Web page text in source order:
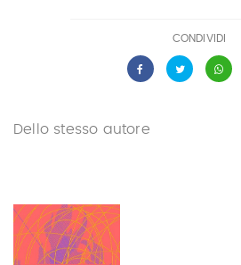
CONDIVIDI
Dello stesso autore